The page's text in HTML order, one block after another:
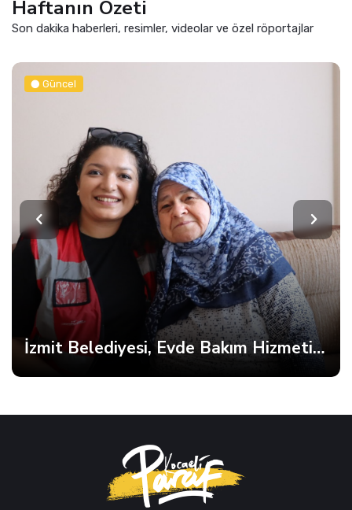
Haftanın Özeti
Son dakika haberleri, resimler, videolar ve özel röportajlar
Güncel
İzmit Belediyesi, Evde Bakım Hizmetine Kesintisiz Devam Ediyor